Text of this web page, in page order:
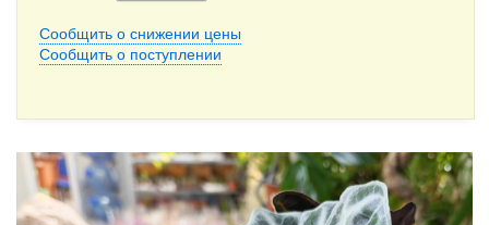
Сообщить о снижении цены
Сообщить о поступлении